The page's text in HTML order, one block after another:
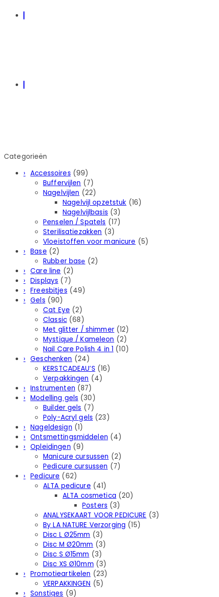
Categorieën
Accessoires (99)
Buffervijlen (7)
Nagelvijlen (22)
Nagelvijl opzetstuk (16)
Nagelvijlbasis (3)
Penselen / Spatels (17)
Sterilisatiezakken (3)
Vloeistoffen voor manicure (5)
Base (2)
Rubber basе (2)
Care line (2)
Displays (7)
Freesbitjes (49)
Gels (90)
Cat Eye (2)
Classic (68)
Met glitter / shimmer (12)
Mystique / Kameleon (2)
Nail Care Polish 4 in 1 (10)
Geschenken (24)
KERSTCADEAU’S (16)
Verpakkingen (4)
Instrumenten (87)
Modelling gels (30)
Builder gels (7)
Poly-Acryl gels (23)
Nageldesign (1)
Ontsmettingsmiddelen (4)
Opleidingen (9)
Manicure cursussen (2)
Pedicure cursussen (7)
Pedicure (62)
ALTA pedicure (41)
ALTA cosmetica (20)
Posters (3)
ANALYSEKAART VOOR PEDICURE (3)
By LA NATURE Verzorging (15)
Disc L Ø25mm (3)
Disc M Ø20mm (3)
Disc S Ø15mm (3)
Disc XS Ø10mm (3)
Promotieartikelen (23)
VERPAKKINGEN (5)
Sonstiges (9)